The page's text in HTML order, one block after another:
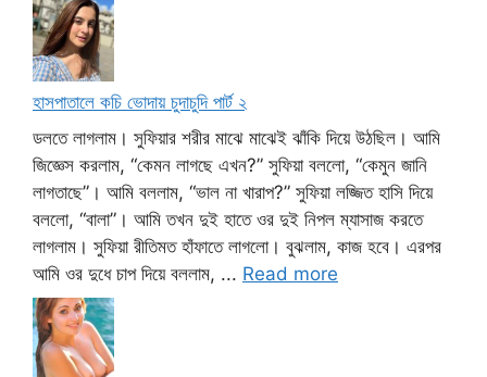
হাসপাতালে কচি ভোদায় চুদাচুদি পার্ট ২
ডলতে লাগলাম। সুফিয়ার শরীর মাঝে মাঝেই ঝাঁকি দিয়ে উঠছিল। আমি
জিজ্ঞেস করলাম, “কেমন লাগছে এখন?” সুফিয়া বললো, “কেমুন জানি
লাগতাছে”। আমি বললাম, “ভাল না খারাপ?” সুফিয়া লজ্জিত হাসি দিয়ে
বললো, “বালা”। আমি তখন দুই হাতে ওর দুই নিপল ম্যাসাজ করতে
লাগলাম। সুফিয়া রীতিমত হাঁফাতে লাগলো। বুঝলাম, কাজ হবে। এরপর
আমি ওর দুধে চাপ দিয়ে বললাম, ... Read more